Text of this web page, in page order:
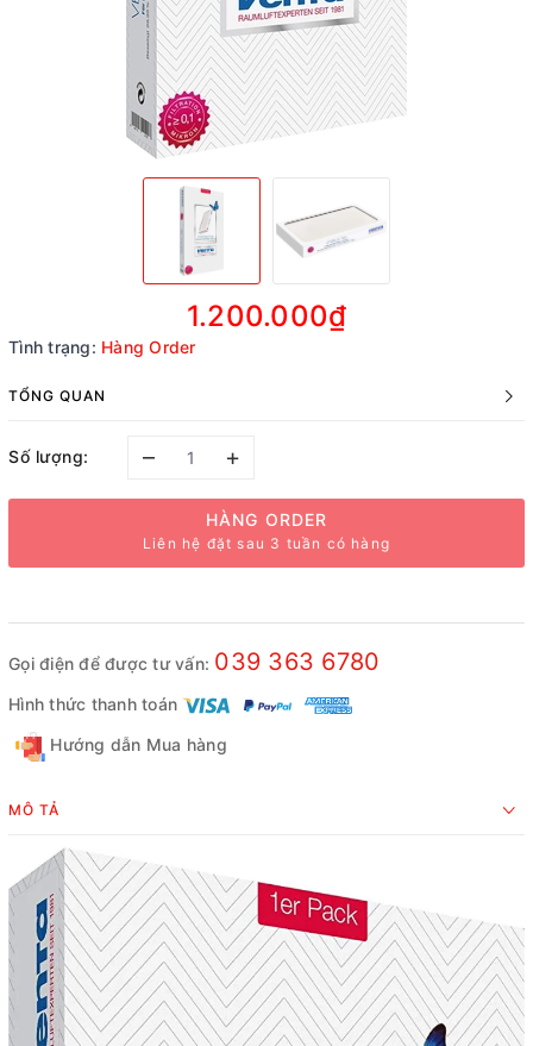
1.200.000₫
Tình trạng: Hàng Order
TỔNG QUAN
Số lượng: – +
HÀNG ORDER
Liên hệ đặt sau 3 tuần có hàng
Gọi điện để được tư vấn: 039 363 6780
Hình thức thanh toán
Hướng dẫn Mua hàng
MÔ TẢ